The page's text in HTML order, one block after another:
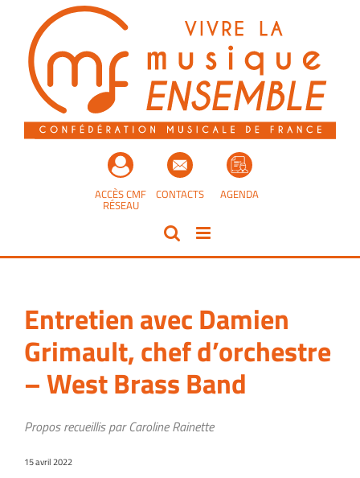
contenu
AGENDA
CONTACTS
ACCÈS CMF
RÉSEAU
Entretien avec Damien
Grimault, chef d’orchestre
– West Brass Band
Propos recueillis par Caroline Rainette
15 avril 2022